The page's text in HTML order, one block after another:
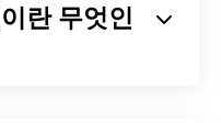
파일은 소비자에게 가
니다. 크기가 작고 품
란 무엇인